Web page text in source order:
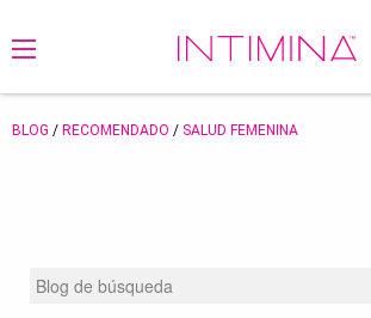
BLOG / RECOMENDADO / SALUD FEMENINA